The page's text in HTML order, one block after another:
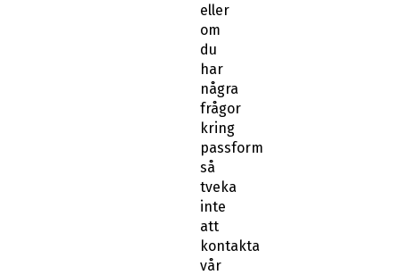
eller
om
du
har
några
frågor
kring
passform
så
tveka
inte
att
kontakta
vår